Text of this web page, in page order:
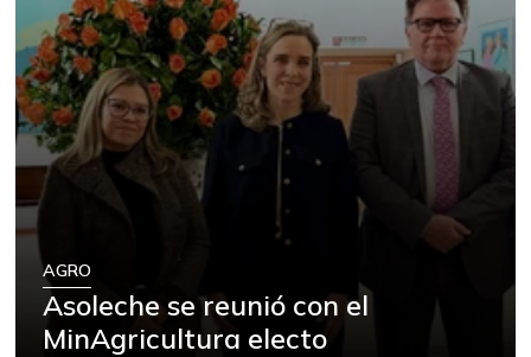
AGRO
Asoleche se reunió con el
MinAgricultura electo